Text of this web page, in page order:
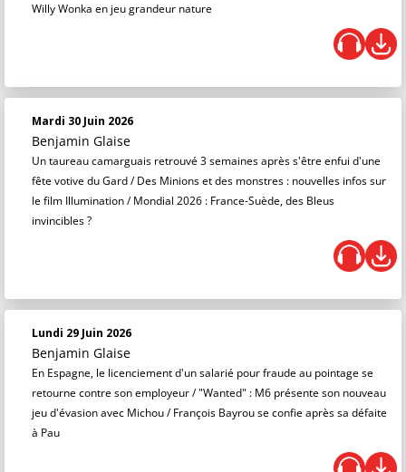
Willy Wonka en jeu grandeur nature
Mardi 30 Juin 2026
Benjamin Glaise
Un taureau camarguais retrouvé 3 semaines après s'être enfui d'une
fête votive du Gard / Des Minions et des monstres : nouvelles infos sur
le film Illumination / Mondial 2026 : France-Suède, des Bleus
invincibles ?
Lundi 29 Juin 2026
Benjamin Glaise
En Espagne, le licenciement d'un salarié pour fraude au pointage se
retourne contre son employeur / "Wanted" : M6 présente son nouveau
jeu d'évasion avec Michou / François Bayrou se confie après sa défaite
à Pau